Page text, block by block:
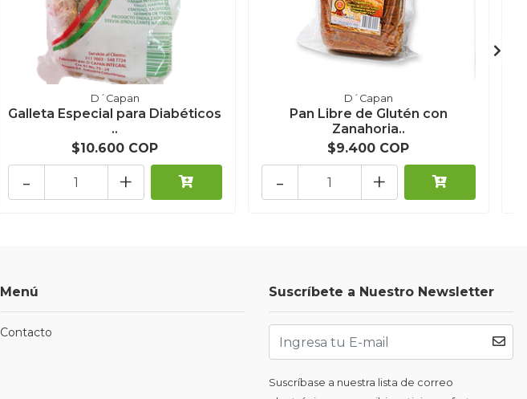
D´Capan
Galleta Especial para Diabéticos
..
$10.600 COP
+
-
D´Capan
Pan Libre de Glutén con
Zanahoria..
$9.400 COP
+
-
Menú
Contacto
Suscríbete a Nuestro Newsletter
Suscríbase a nuestra lista de correo